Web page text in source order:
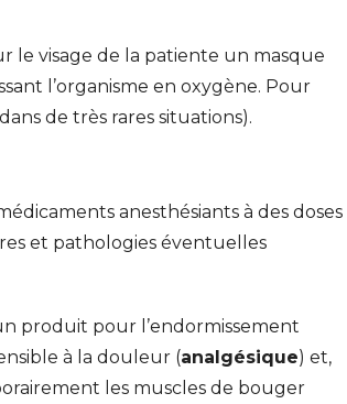
le visage de la patiente un masque
l’organisme en oxygène. Pour
de très rares situations).
anesthésiants à des doses
et pathologies éventuelles
produit pour l’endormissement
à la douleur (analgésique) et,
les muscles de bouger